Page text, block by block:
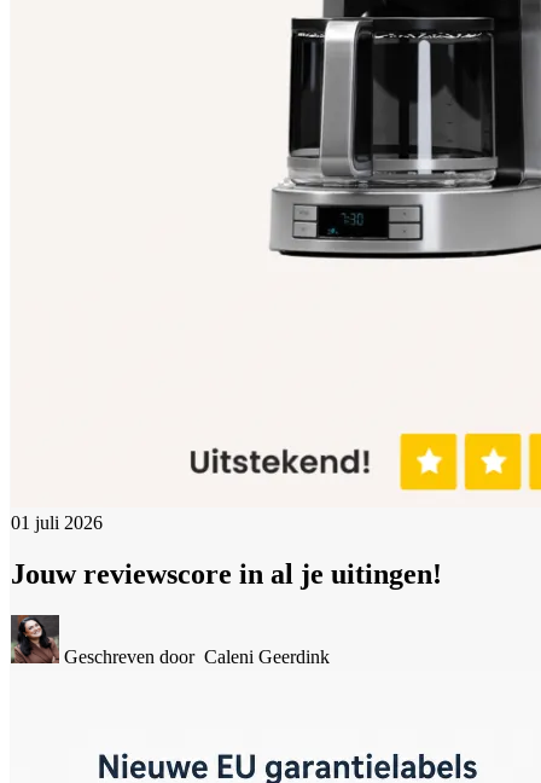
01 juli 2026
Jouw reviewscore in al je uitingen!
Geschreven door Caleni Geerdink